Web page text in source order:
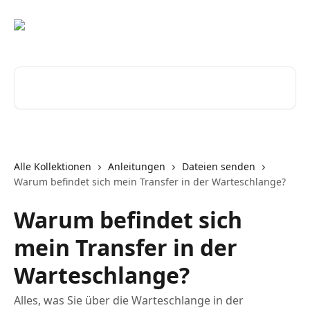
Alle Kollektionen Anleitungen
Dateien senden
Warum befindet sich mein Transfer in der Warteschlange?
Warum befindet sich
mein Transfer in der
Warteschlange?
Alles, was Sie über die Warteschlange in der